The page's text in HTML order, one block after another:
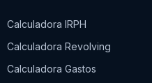
Calculadora IRPH
Calculadora Revolving
Calculadora Gastos